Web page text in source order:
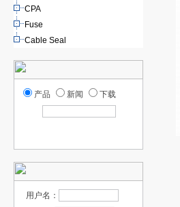
CPA
Fuse
Cable Seal
产品 新闻 下载
用户名：